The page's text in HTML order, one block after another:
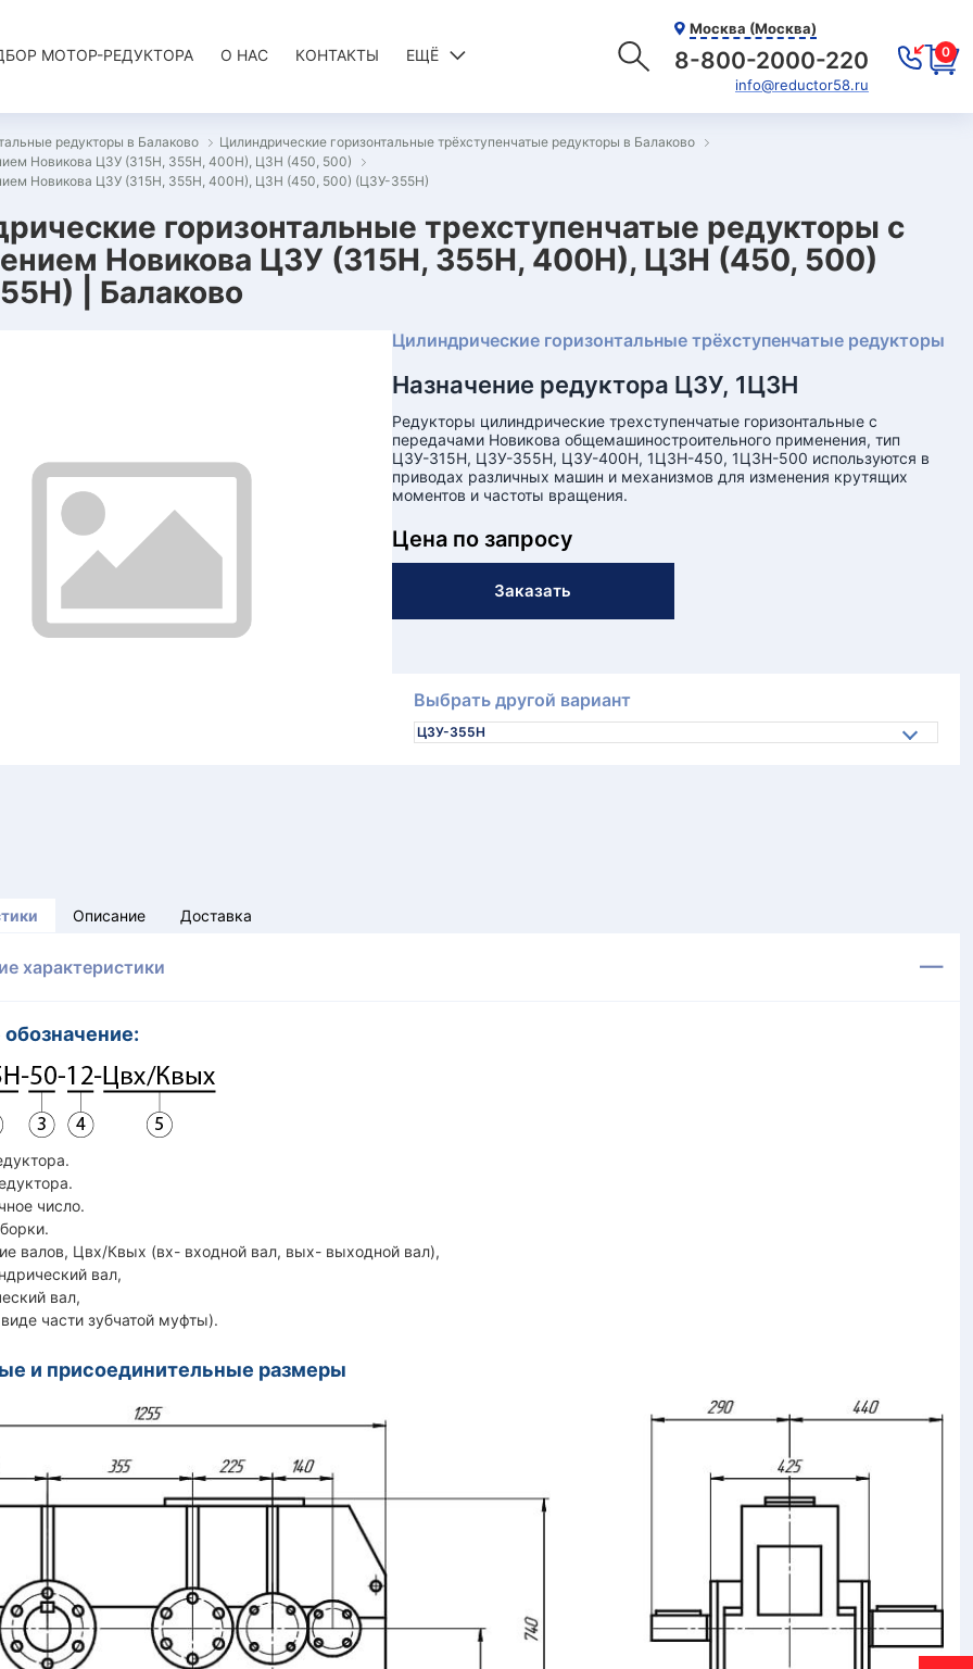
МОТОР-РЕДУКТОРА О НАС КОНТАКТЫ ЕЩЁ
Москва (Москва)
8-800-2000-220
info@reductor58.ru
0
редукторы в Балаково
Цилиндрические горизонтальные трёхступенчатые редукторы в Балаково
Новикова Ц3У (315Н, 355Н, 400Н), Ц3Н (450, 500)
Новикова Ц3У (315Н, 355Н, 400Н), Ц3Н (450, 500) (Ц3У-355Н)
горизонтальные трехступенчатые редукторы с
Новикова Ц3У (315Н, 355Н, 400Н), Ц3Н (450, 500)
| Балаково
Цилиндрические горизонтальные трёхступенчатые редукторы
Назначение редуктора Ц3У, 1Ц3Н
Редукторы цилиндрические трехступенчатые горизонтальные с
передачами Новикова общемашиностроительного применения, тип
Ц3У-315Н, Ц3У-355Н, Ц3У-400Н, 1Ц3Н-450, 1Ц3Н-500 используются в
приводах различных машин и механизмов для изменения крутящих
моментов и частоты вращения.
Цена по запросу
Заказать
Выбрать другой вариант
Ц3У-355Н
Описание Доставка
характеристики
число.
валов, Цвх/Квых (вх- входной вал, вых- выходной вал),
вал,
вал,
части зубчатой муфты).
и присоединительные размеры